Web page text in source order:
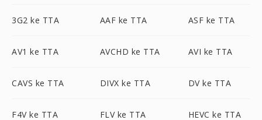
3G2 ke TTA AAF ke TTA ASF ke TTA
AV1 ke TTA AVCHD ke TTA AVI ke TTA
CAVS ke TTA DIVX ke TTA DV ke TTA
F4V ke TTA FLV ke TTA HEVC ke TTA